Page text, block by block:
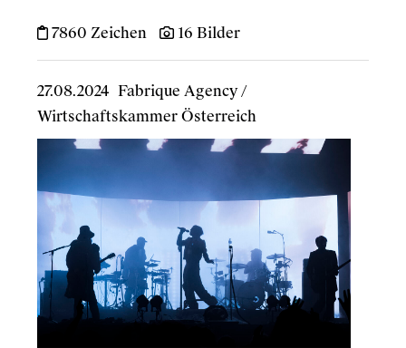
7860 Zeichen 16 Bilder
27.08.2024 Fabrique Agency/
Wirtschaftskammer Österreich